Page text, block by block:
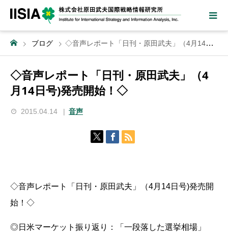
ブログ ◇音声レポート「日刊・原田武夫」（4月14日号)発売開始！◇
◇音声レポート「日刊・原田武夫」（4
月14日号)発売開始！◇
2015.04.14 音声
◇音声レポート「日刊・原田武夫」（4月14日号)発売開
始！◇
◎日米マーケット振り返り：「一段落した選挙相場」